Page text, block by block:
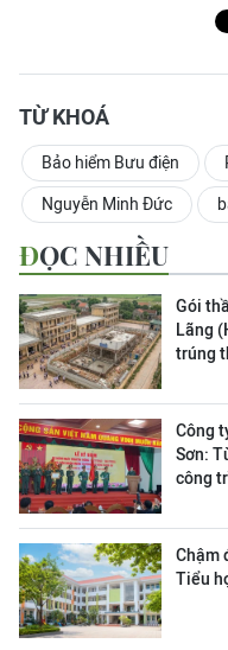
TỪ KHOÁ
Bảo hiểm Bưu điện
Nguyễn Minh Đức
ĐỌC NHIỀU
Gói
Lãng
trúng
Công
Sơn:
công
Chậm
Tiểu